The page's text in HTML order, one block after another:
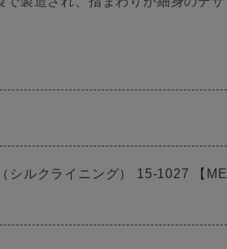
シルクライニング） 15-1027 【ME